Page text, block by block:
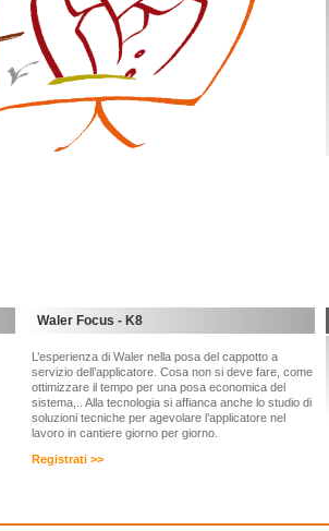
Waler Focus - K8
L’esperienza di Waler nella posa del cappotto a
servizio dell’applicatore. Cosa non si deve fare, come
ottimizzare il tempo per una posa economica del
sistema,.. Alla tecnologia si affianca anche lo studio di
soluzioni tecniche per agevolare l’applicatore nel
lavoro in cantiere giorno per giorno.
Registrati >>